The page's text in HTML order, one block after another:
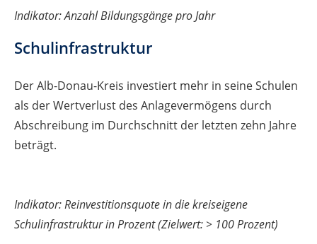
Indikator: Anzahl Bildungsgänge pro Jahr
Schulinfrastruktur
Der Alb-Donau-Kreis investiert mehr in seine Schulen
als der Wertverlust des Anlagevermögens durch
Abschreibung im Durchschnitt der letzten zehn Jahre
beträgt.
Indikator: Reinvestitionsquote in die kreiseigene
Schulinfrastruktur in Prozent (Zielwert: > 100 Prozent)